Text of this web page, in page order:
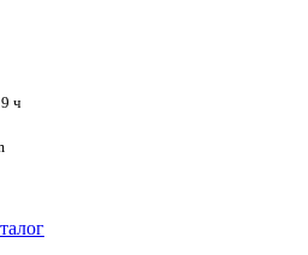
ч